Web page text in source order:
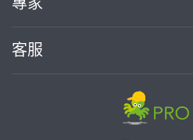
專家
客服